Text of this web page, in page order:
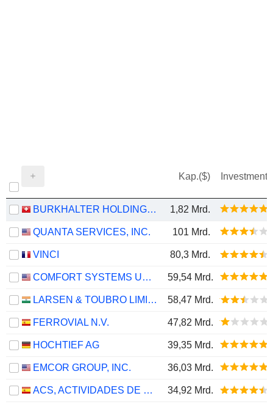
Kap.($) Investment
BURKHALTER HOLDING AG 1,82 Mrd.
QUANTA SERVICES, INC. 101 Mrd.
VINCI 80,3 Mrd.
COMFORT SYSTEMS USA, INC. 59,54 Mrd.
LARSEN & TOUBRO LIMITED 58,47 Mrd.
FERROVIAL N.V. 47,82 Mrd.
HOCHTIEF AG 39,35 Mrd.
EMCOR GROUP, INC. 36,03 Mrd.
ACS, ACTIVIDADES DE CONSTRUCCIÓN Y SERVICIOS, S.A. 34,92 Mrd.